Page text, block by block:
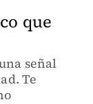
que
señal
Te